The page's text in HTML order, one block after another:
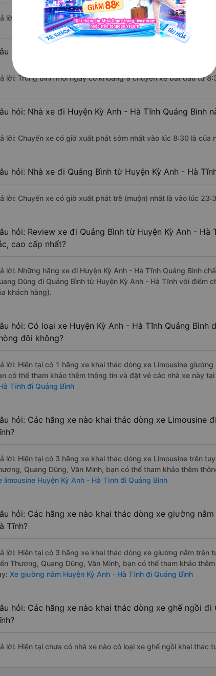
lời: Đoạn đường đi Quảng Bình từ Huyện Kỳ Anh - Hà Tĩnh có
hỏi: Mỗi ngày có bao nhiêu chuyến xe khách Huyện
lời: Trung bình mỗi ngày có khoảng 9 chuyến xe bắt đầu từ
hỏi: Nhà xe đi Huyện Kỳ Anh - Hà Tĩnh Quảng Bình
lời: Chuyến xe có giờ xuất phát sớm nhất vào lúc 8:30 là của
hỏi: Nhà xe đi Quảng Bình từ Huyện Kỳ Anh - Hà
lời: Chuyến xe có giờ xuất phát trễ (muộn) nhất là vào lúc
hỏi: Review xe đi Quảng Bình từ Huyện Kỳ Anh -
cao cấp nhất?
lời: Những hãng xe đi Huyện Kỳ Anh - Hà Tĩnh Quảng Bình
Dũng đi Quảng Bình từ Huyện Kỳ Anh - Hà Tĩnh với điểm
khách hàng).
hỏi: Có loại xe Huyện Kỳ Anh - Hà Tĩnh Quảng Bình
đôi không?
lời: Hiện tại có 1 hãng xe khai thác dòng xe Limousine
có thể tham khảo thêm thông tin và đặt vé các nhà xe này
Tĩnh đi Quảng Bình
hỏi: Các hãng xe nào khai thác dòng xe Limousine
lời: Hiện tại có 3 hãng xe khai thác dòng xe Limousine trên
Quang Dũng, Văn Minh, bạn có thể tham khảo thêm
limousine Huyện Kỳ Anh - Hà Tĩnh đi Quảng Bình
hỏi: Các hãng xe nào khai thác dòng xe giường
Tĩnh?
lời: Hiện tại có 3 hãng xe khai thác dòng xe giường nằm trên
Thương, Quang Dũng, Văn Minh, bạn có thể tham khảo
Xe giường nằm Huyện Kỳ Anh - Hà Tĩnh đi Quảng Bình
hỏi: Các hãng xe nào khai thác dòng xe ghế ngồi đi
lời: Hiện tại chưa có nhà xe nào có loại xe ghế ngồi khai thác